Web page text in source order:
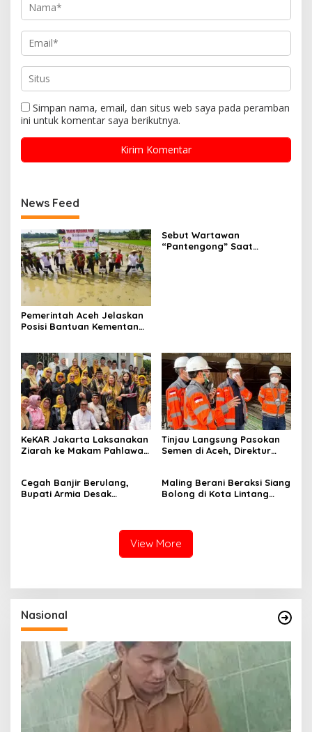
Simpan nama, email, dan situs web saya pada peramban
ini untuk komentar saya berikutnya.
News Feed
Pemerintah Aceh Jelaskan
Posisi Bantuan Kementan
Sebut Wartawan
“Pantengong” Saat
KeKAR Jakarta Laksanakan
Ziarah ke Makam Pahlawan
Tinjau Langsung Pasokan
Semen di Aceh, Direktur
Cegah Banjir Berulang,
Bupati Armia Desak
Maling Berani Beraksi Siang
Bolong di Kota Lintang
View More
Nasional